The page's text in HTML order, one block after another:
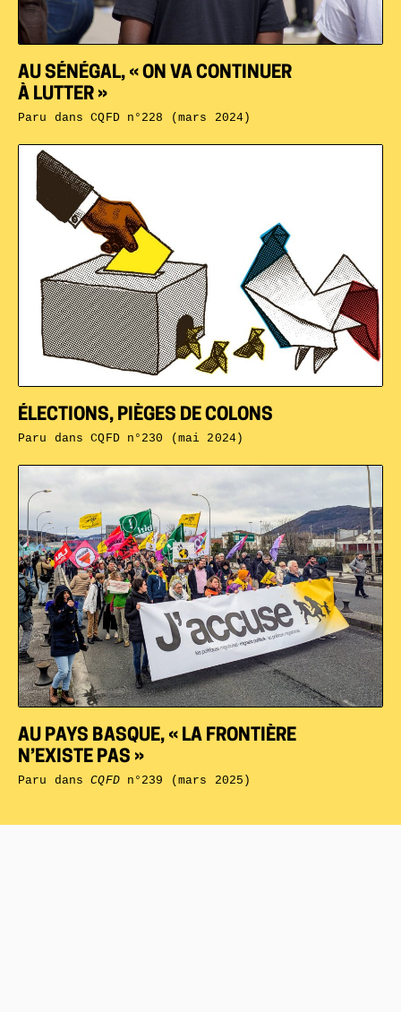
AU PAYS BASQUE, « LA FRONTIÈRE
N’EXISTE PAS »
Paru dansCQFDn°239 (mars 2025)
ÉLECTIONS, PIÈGES DE COLONS
Paru dansCQFD n°230 (mai 2024)
AU SÉNÉGAL, « ON VA CONTINUER
À LUTTER »
Paru dansCQFD n°228 (mars 2024)